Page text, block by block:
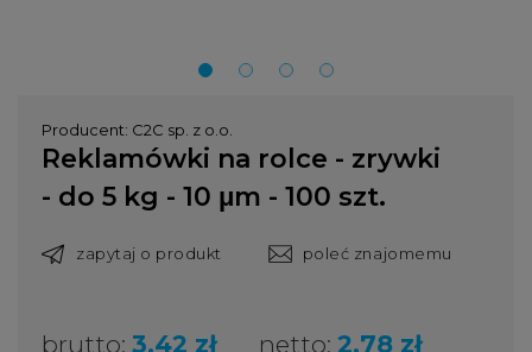
Producent: C2C sp. z o.o.
Reklamówki na rolce - zrywki
- do 5 kg - 10 μm - 100 szt.
zapytaj o produkt poleć znajomemu
brutto: 3,42 zł netto: 2,78 zł